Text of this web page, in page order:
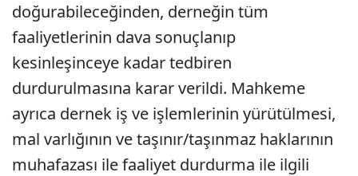
doğurabileceğinden, derneğin tüm
faaliyetlerinin dava sonuçlanıp
kesinleşinceye kadar tedbiren
durdurulmasına karar verildi. Mahkeme
ayrıca dernek iş ve işlemlerinin yürütülmesi,
mal varlığının ve taşınır/taşınmaz haklarının
muhafazası ile faaliyet durdurma ile ilgili